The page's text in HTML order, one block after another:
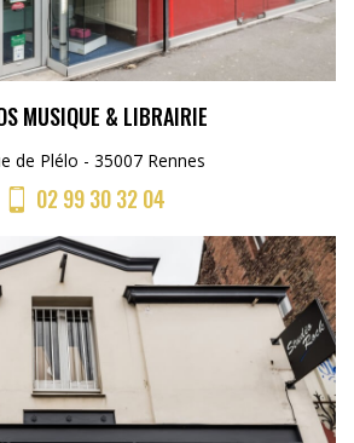
MUSIQUE & LIBRAIRIE
de Plélo - 35007 Rennes
02 99 30 32 04